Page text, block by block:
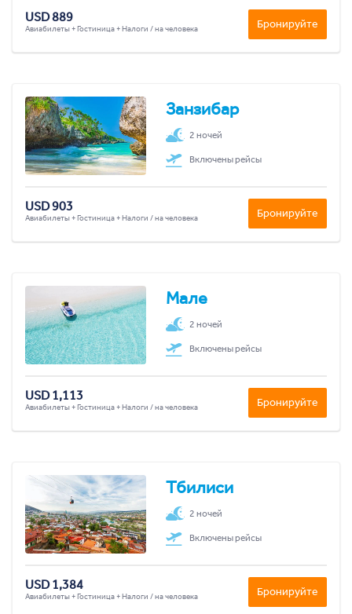
USD 889
Авиабилеты + Гостиница + Налоги / на человека Бронируйте
Занзибар
2 ночей
Включены рейсы
USD 903
Авиабилеты + Гостиница + Налоги / на человека Бронируйте
Мале
2 ночей
Включены рейсы
USD 1,113
Авиабилеты + Гостиница + Налоги / на человека Бронируйте
Тбилиси
2 ночей
Включены рейсы
USD 1,384
Авиабилеты + Гостиница + Налоги / на человека Бронируйте